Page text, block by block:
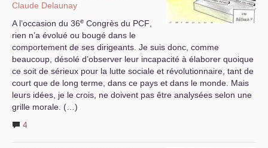
Claude Delaunay
A l’occasion du 36e Congrès du PCF
rien n’a évolué ou bougé dans le
comportement de ses dirigeants. Je suis donc, comme
beaucoup, désolé d’observer leur incapacité à élaborer quoique
ce soit de sérieux pour la lutte sociale et révolutionnaire, tant de
court que de long terme, dans ce pays et dans le monde. Mais
leurs idées, je le crois, ne doivent pas être analysées selon une
grille morale. (…)
4